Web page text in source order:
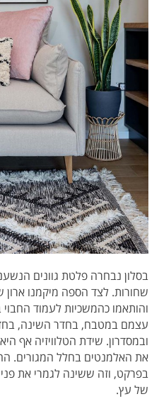
בסלון נבחרה פלטת גוונים
שחורות. לצד הספה מיקמנו ארון
והותאמו כהמשכיות לעמוד החבוי
עצמם במטבח, בחדר השינה,
ובמסדרון. שידת הטלוויזיה אף
את האלמנטים בחלל המגורים.
בפרקט, וזה ששינה לגמרי את
של עץ.